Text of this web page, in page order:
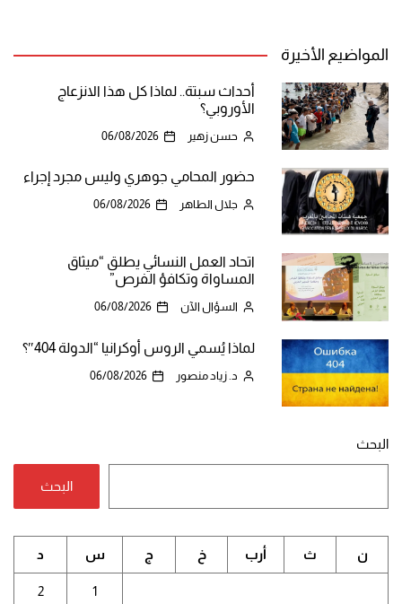
المواضيع الأخيرة
أحداث سبتة.. لماذا كل هذا الانزعاج
الأوروبي؟
حسن زهير 06/08/2026
حضور المحامي جوهري وليس مجرد إجراء
جلال الطاهر 06/08/2026
اتحاد العمل النسائي يطلق “ميثاق
المساواة وتكافؤ الفرص”
السؤال الآن 06/08/2026
لماذا يُسمي الروس أوكرانيا “الدولة 404″؟
د. زياد منصور 06/08/2026
البحث
البحث
ن ث أرب خ ج س د
1
2